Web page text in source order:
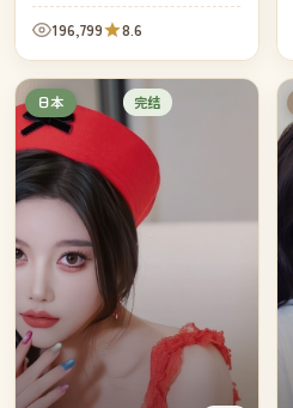
人不得不在同一晚摊开各自的
牌。196,799 8.6
日本 完结